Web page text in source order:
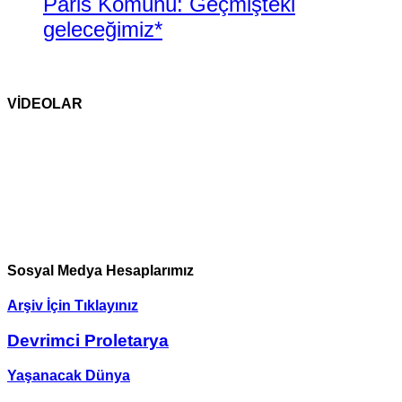
geleceğimiz*
VİDEOLAR
Sosyal Medya Hesaplarımız
Arşiv İçin Tıklayınız
Devrimci Proletarya
Yaşanacak Dünya